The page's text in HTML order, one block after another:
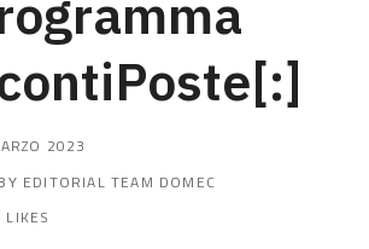
2023
EDITORIAL TEAM DOMEC
LIKES